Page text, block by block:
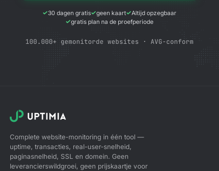
30 dagen gratis geen kaart
Altijd opzegbaar
gratis plan na de proefperiode
100.000+ gemonitorde websites · AVG-conform
Complete website-monitoring in één tool —
uptime, transacties, real-user-snelheid,
paginasnelheid, SSL en domein. Geen
leverancierswildgroei, geen prijskaartje voor